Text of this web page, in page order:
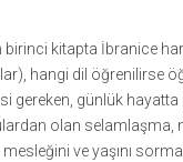
birinci kitapta İbranice
hangi dil öğrenilirse
gereken, günlük hayatta
olan selamlaşma,
ve yaşını